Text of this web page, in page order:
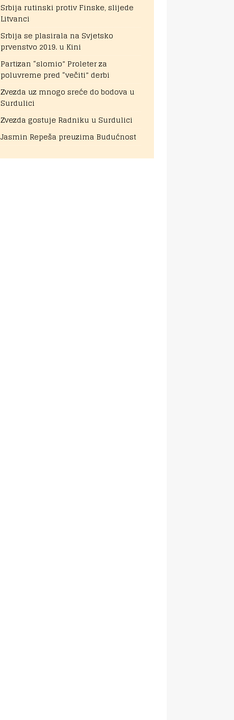
Srbija rutinski protiv Finske, slijede
Litvanci
Srbija se plasirala na Svjetsko
prvenstvo 2019. u Kini
Partizan “slomio” Proleter za
poluvreme pred “večiti” derbi
Zvezda uz mnogo sreće do bodova u
Surdulici
Zvezda gostuje Radniku u Surdulici
Jasmin Repeša preuzima Budućnost